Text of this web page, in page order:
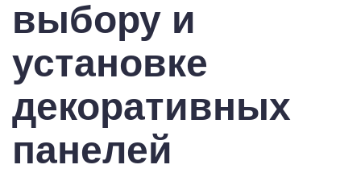
выбору и
установке
декоративных
панелей